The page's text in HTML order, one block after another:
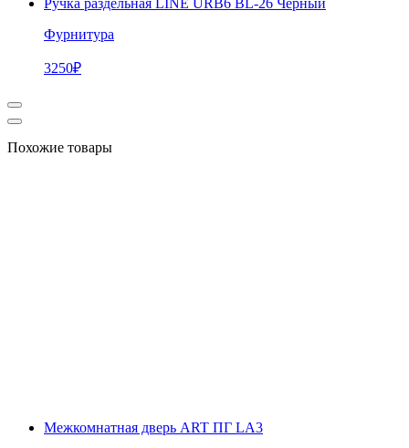
Ручка раздельная LINE URB6 BL-26 Черный
Фурнитура
3250₽
Похожие товары
Межкомнатная дверь ART ПГ LA3